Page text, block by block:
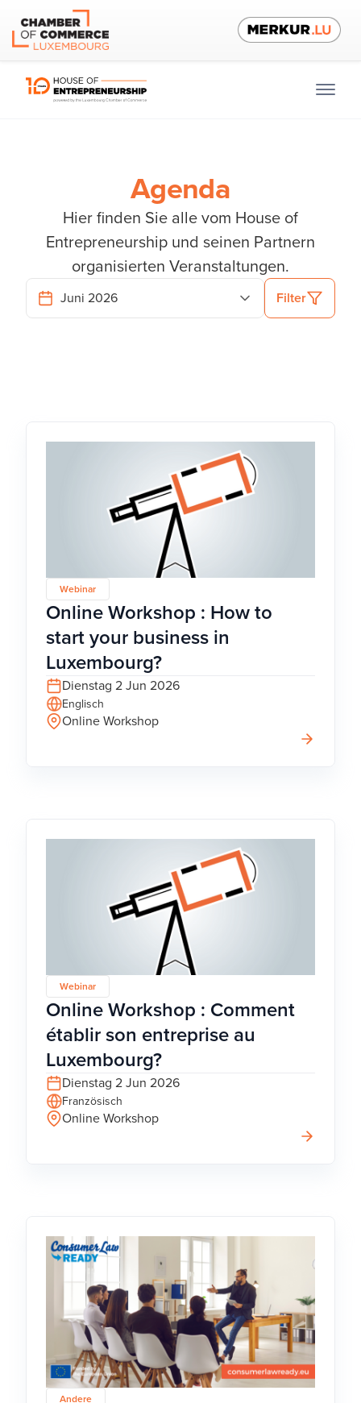
Agenda
Hier finden Sie alle vom House of
Entrepreneurship und seinen Partnern
organisierten Veranstaltungen.
Filter
Webinar
Online Workshop : How to
start your business in
Luxembourg?
Dienstag 2 Jun 2026
Englisch
Online Workshop
Webinar
Online Workshop : Comment
établir son entreprise au
Luxembourg?
Dienstag 2 Jun 2026
Französisch
Online Workshop
Andere